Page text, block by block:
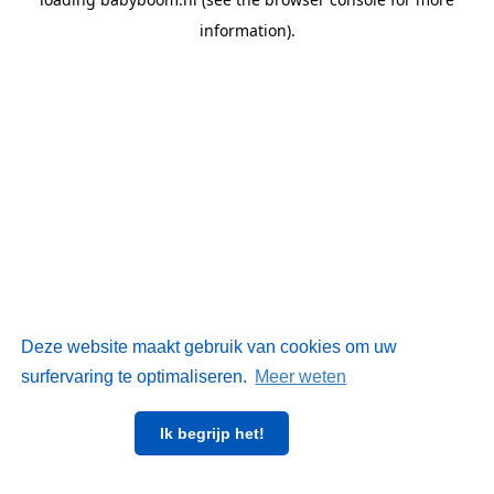
Deze website maakt gebruik van cookies om uw
surfervaring te optimaliseren. Meer weten
Ik begrijp het!
information).